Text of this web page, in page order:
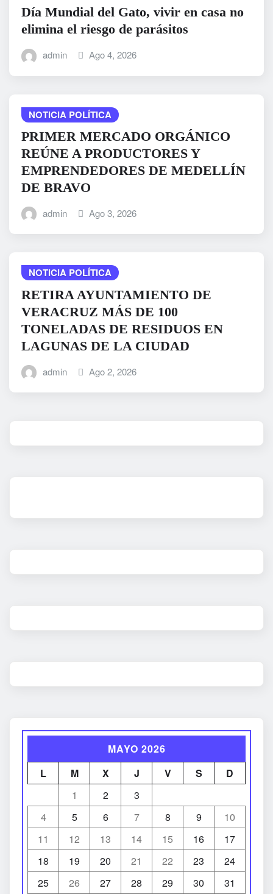
Día Mundial del Gato, vivir en casa no
elimina el riesgo de parásitos
admin Ago 4, 2026
NOTICIA POLÍTICA
PRIMER MERCADO ORGÁNICO
REÚNE A PRODUCTORES Y
EMPRENDEDORES DE MEDELLÍN
DE BRAVO
admin Ago 3, 2026
NOTICIA POLÍTICA
RETIRA AYUNTAMIENTO DE
VERACRUZ MÁS DE 100
TONELADAS DE RESIDUOS EN
LAGUNAS DE LA CIUDAD
admin Ago 2, 2026
MAYO 2026
L
M X J V S
D
1
2
3
4
5 6 7 8 9
10
11
12 13 14 15 16
17
18
19 20 21 22 23
24
25
26 27 28 29 30
31